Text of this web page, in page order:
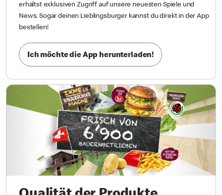
erhältst exklusiven Zugriff auf unsere neuesten Spiele und
News. Sogar deinen Lieblingsburger kannst du direkt in der App
bestellen!
Ich möchte die App herunterladen!